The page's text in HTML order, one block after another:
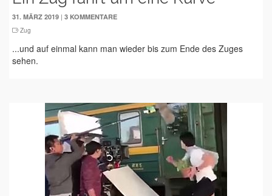
31. MÄRZ 2019 | 3 KOMMENTARE
Zug
...und auf einmal kann man wieder bis zum Ende des Zuges
sehen.